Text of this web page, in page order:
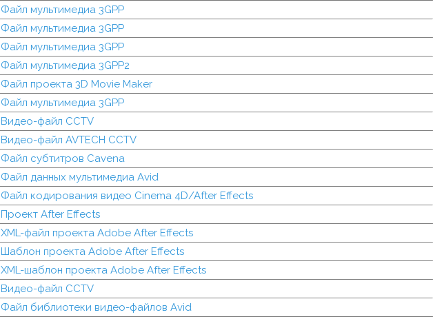
Файл мультимедиа 3GPP
Файл мультимедиа 3GPP
Файл мультимедиа 3GPP
Файл мультимедиа 3GPP2
Файл проекта 3D Movie Maker
Файл мультимедиа 3GPP
Видео-файл CCTV
Видео-файл AVTECH CCTV
Файл субтитров Cavena
Файл данных мультимедиа Avid
Файл кодирования видео Cinema 4D/After Effects
Проект After Effects
XML-файл проекта Adobe After Effects
Шаблон проекта Adobe After Effects
XML-шаблон проекта Adobe After Effects
Видео-файл CCTV
Файл библиотеки видео-файлов Avid